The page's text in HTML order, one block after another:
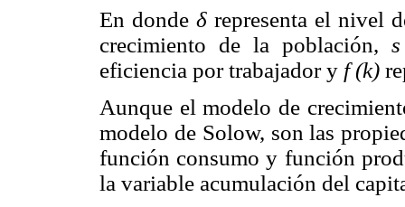
En dondeδ representa el nivel
crecimiento de la población, s
eficiencia por trabajador y f (k)
Aunque el modelo de
modelo de Solow, son las
función consumo y función
la variable acumulación del